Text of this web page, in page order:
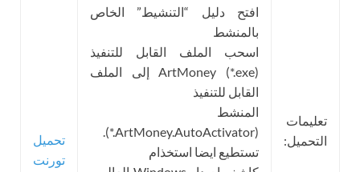
تحميل
تورنت
تعليمات
التحميل:
افتح دليل “التنشيط” الخاص
بالمنشط
اسحب الملف القابل للتنفيذ
ArtMoney (*.exe) إلى الملف
القابل للتنفيذ
المنشط
(ArtMoney.AutoActivator.*).
تستطيع ايضا استخذام